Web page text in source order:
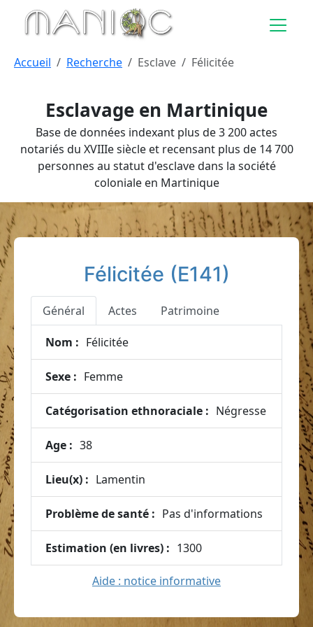
Aller au contenu principal
Esclavage en Martinique
Base de données indexant plus de 3 200 actes
notariés du XVIIIe siècle et recensant plus de 14 700
personnes au statut d'esclave dans la société
coloniale en Martinique
Accueil Recherche Esclave Félicitée
Félicitée (E141)
Général Actes Patrimoine
Nom : Félicitée
Sexe : Femme
Catégorisation ethnoraciale : Négresse
Age : 38
Lieu(x) : Lamentin
Problème de santé : Pas d'informations
Estimation (en livres) : 1300
Aide : notice informative